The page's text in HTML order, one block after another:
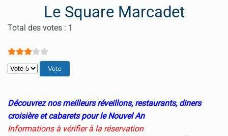
Le Square Marcadet
Vote utilisateur:3/
Total des votes : 1
Veuillez voter
Découvrez nos meilleurs réveillons, restaurants, diners
croisière et cabarets pour le Nouvel An
Informations à vérifier à la réservation